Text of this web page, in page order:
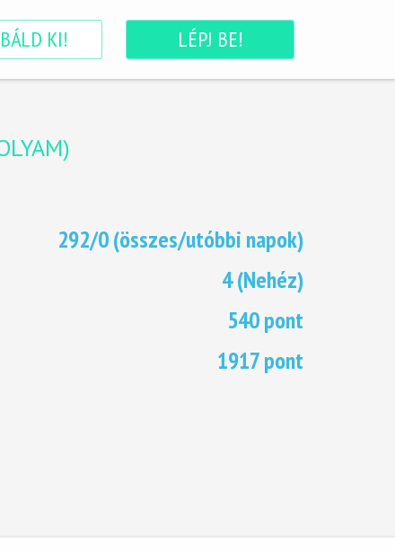
KI! LÉPJ BE!
)
292/0 (összes/utóbbi napok)
4 (Nehéz)
540 pont
1917 pont